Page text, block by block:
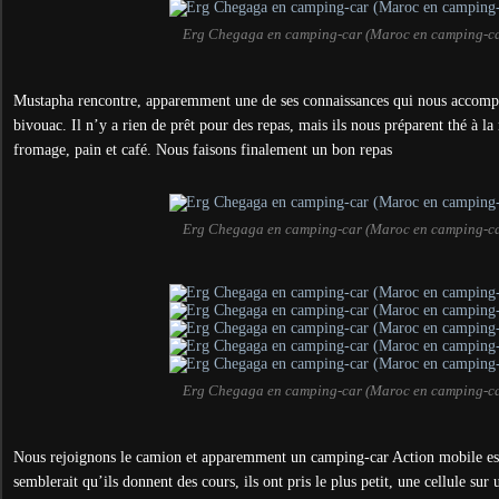
Erg Chegaga en camping-car (Maroc en camping-
Mustapha rencontre, apparemment une de ses connaissances qui nous
bivouac. Il n’y a rien de prêt pour des repas, mais ils nous préparent thé à
fromage, pain et café. Nous faisons finalement un bon repas
Erg Chegaga en camping-car (Maroc en camping-
Erg Chegaga en camping-car (Maroc en camping-
Nous rejoignons le camion et apparemment un camping-car Action mobile
semblerait qu’ils donnent des cours, ils ont pris le plus petit, une cellule sur